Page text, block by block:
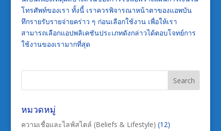
โทรศัพท์ของเรา ทั้งนี้ เราควรพิจารณาหน้าตาของแอพบัน
ทึกรายรับรายจ่ายคร่าว ๆ ก่อนเลือกใช้งาน เพื่อให้เรา
สามารถเลือกแอปพลิเคชันประเภทดังกล่าวได้ตอบโจทย์การ
ใช้งานของเรามากที่สุด
หมวดหมู่
ความเชื่อและไลฟ์สไตล์ (Beliefs & Lifestyle) (12)